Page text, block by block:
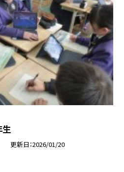
更新日 2026/01/20